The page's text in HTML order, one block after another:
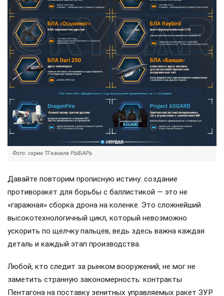
Фото: скрин ТГ-канала РЫБАРЬ
Давайте повторим прописную истину: создание
противоракет для борьбы с баллистикой — это не
«гаражная» сборка дрона на коленке. Это сложнейший
высокотехнологичный цикл, который невозможно
ускорить по щелчку пальцев, ведь здесь важна каждая
деталь и каждый этап производства.
Любой, кто следит за рынком вооружений, не мог не
заметить странную закономерность: контракты
Пентагона на поставку зенитных управляемых ракет ЗУР